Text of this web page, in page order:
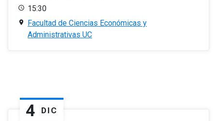
15:30
Facultad de Ciencias Económicas y
Administrativas UC
4 DIC